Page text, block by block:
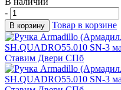
-
В корзину Товар в корзине